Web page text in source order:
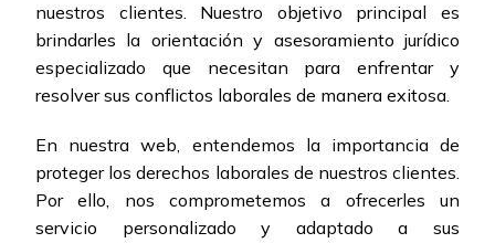
nuestros clientes. Nuestro objetivo principal es
brindarles la orientación y asesoramiento jurídico
especializado que necesitan para enfrentar y
resolver sus conflictos laborales de manera exitosa.
En nuestra web, entendemos la importancia de
proteger los derechos laborales de nuestros clientes.
Por ello, nos comprometemos a ofrecerles un
servicio personalizado y adaptado a sus